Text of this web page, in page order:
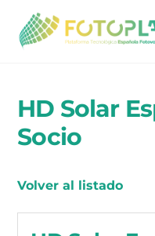
content
HD Solar
Socio
Volver al listado